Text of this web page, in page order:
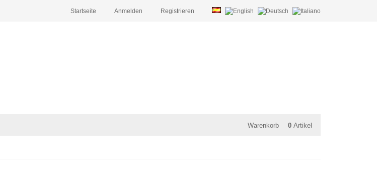
Registrieren
Anmelden
Startseite
Warenkorb 0 Artikel